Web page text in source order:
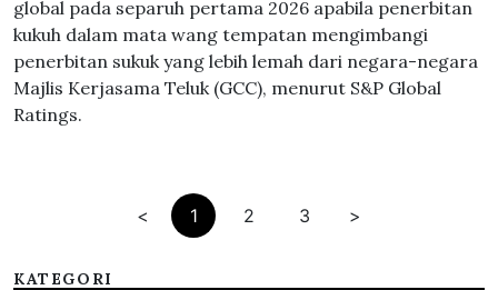
global pada separuh pertama 2026 apabila penerbitan
kukuh dalam mata wang tempatan mengimbangi
penerbitan sukuk yang lebih lemah dari negara-negara
Majlis Kerjasama Teluk (GCC), menurut S&P Global
Ratings.
< 1 2 3 >
KATEGORI